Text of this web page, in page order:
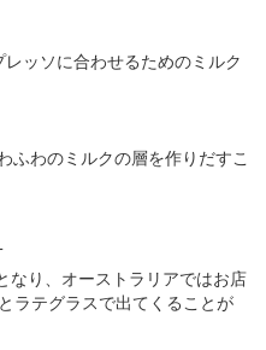
ッソに合わせるためのミルク
ふわのミルクの層を作りだすこ
り、オーストラリアではお店
ラテグラスで出てくることが